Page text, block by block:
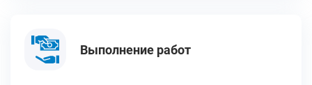
Выполнение работ